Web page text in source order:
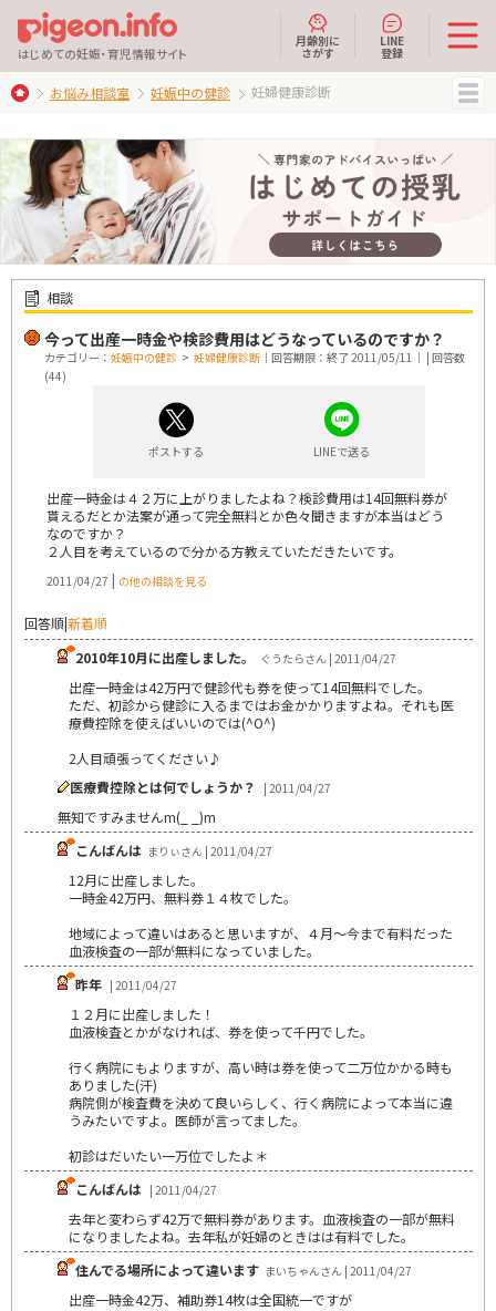
はじめての妊娠・育児情報サイト
月齢別に
さがす
LINE
登録
お悩み相談室 妊娠中の健診 妊婦健康診断
相談
今って出産一時金や検診費用はどうなっているのですか？
カテゴリー： 妊娠中の健診 > 妊婦健康診断 ｜回答期限：終了 2011/05/11｜ | 回答数
(44)
ポストする LINEで送る
出産一時金は４２万に上がりましたよね？検診費用は14回無料券が
貰えるだとか法案が通って完全無料とか色々聞きますが本当はどう
なのですか？
２人目を考えているので分かる方教えていただきたいです。
2011/04/27 | の他の相談を見る
回答順|新着順
2010年10月に出産しました。
ぐうたらさん | 2011/04/27
出産一時金は42万円で健診代も券を使って14回無料でした。
ただ、初診から健診に入るまではお金かかりますよね。それも医
療費控除を使えばいいのでは(^O^)
2人目頑張ってください♪
医療費控除とは何でしょうか？
| 2011/04/27
無知ですみませんm(_ _)m
こんばんは まりぃさん | 2011/04/27
12月に出産しました。
一時金42万円、無料券１４枚でした。
地域によって違いはあると思いますが、４月～今まで有料だった
血液検査の一部が無料になっていました。
昨年 | 2011/04/27
１２月に出産しました！
血液検査とかがなければ、券を使って千円でした。
行く病院にもよりますが、高い時は券を使って二万位かかる時も
ありました(汗)
病院側が検査費を決めて良いらしく、行く病院によって本当に違
うみたいですよ。医師が言ってました。
初診はだいたい一万位でしたよ＊
こんばんは | 2011/04/27
去年と変わらず42万で無料券があります。血液検査の一部が無料
になりましたよね。去年私が妊婦のときはは有料でした。
住んでる場所によって違います まいちゃんさん | 2011/04/27
出産一時金42万、補助券14枚は全国統一ですが